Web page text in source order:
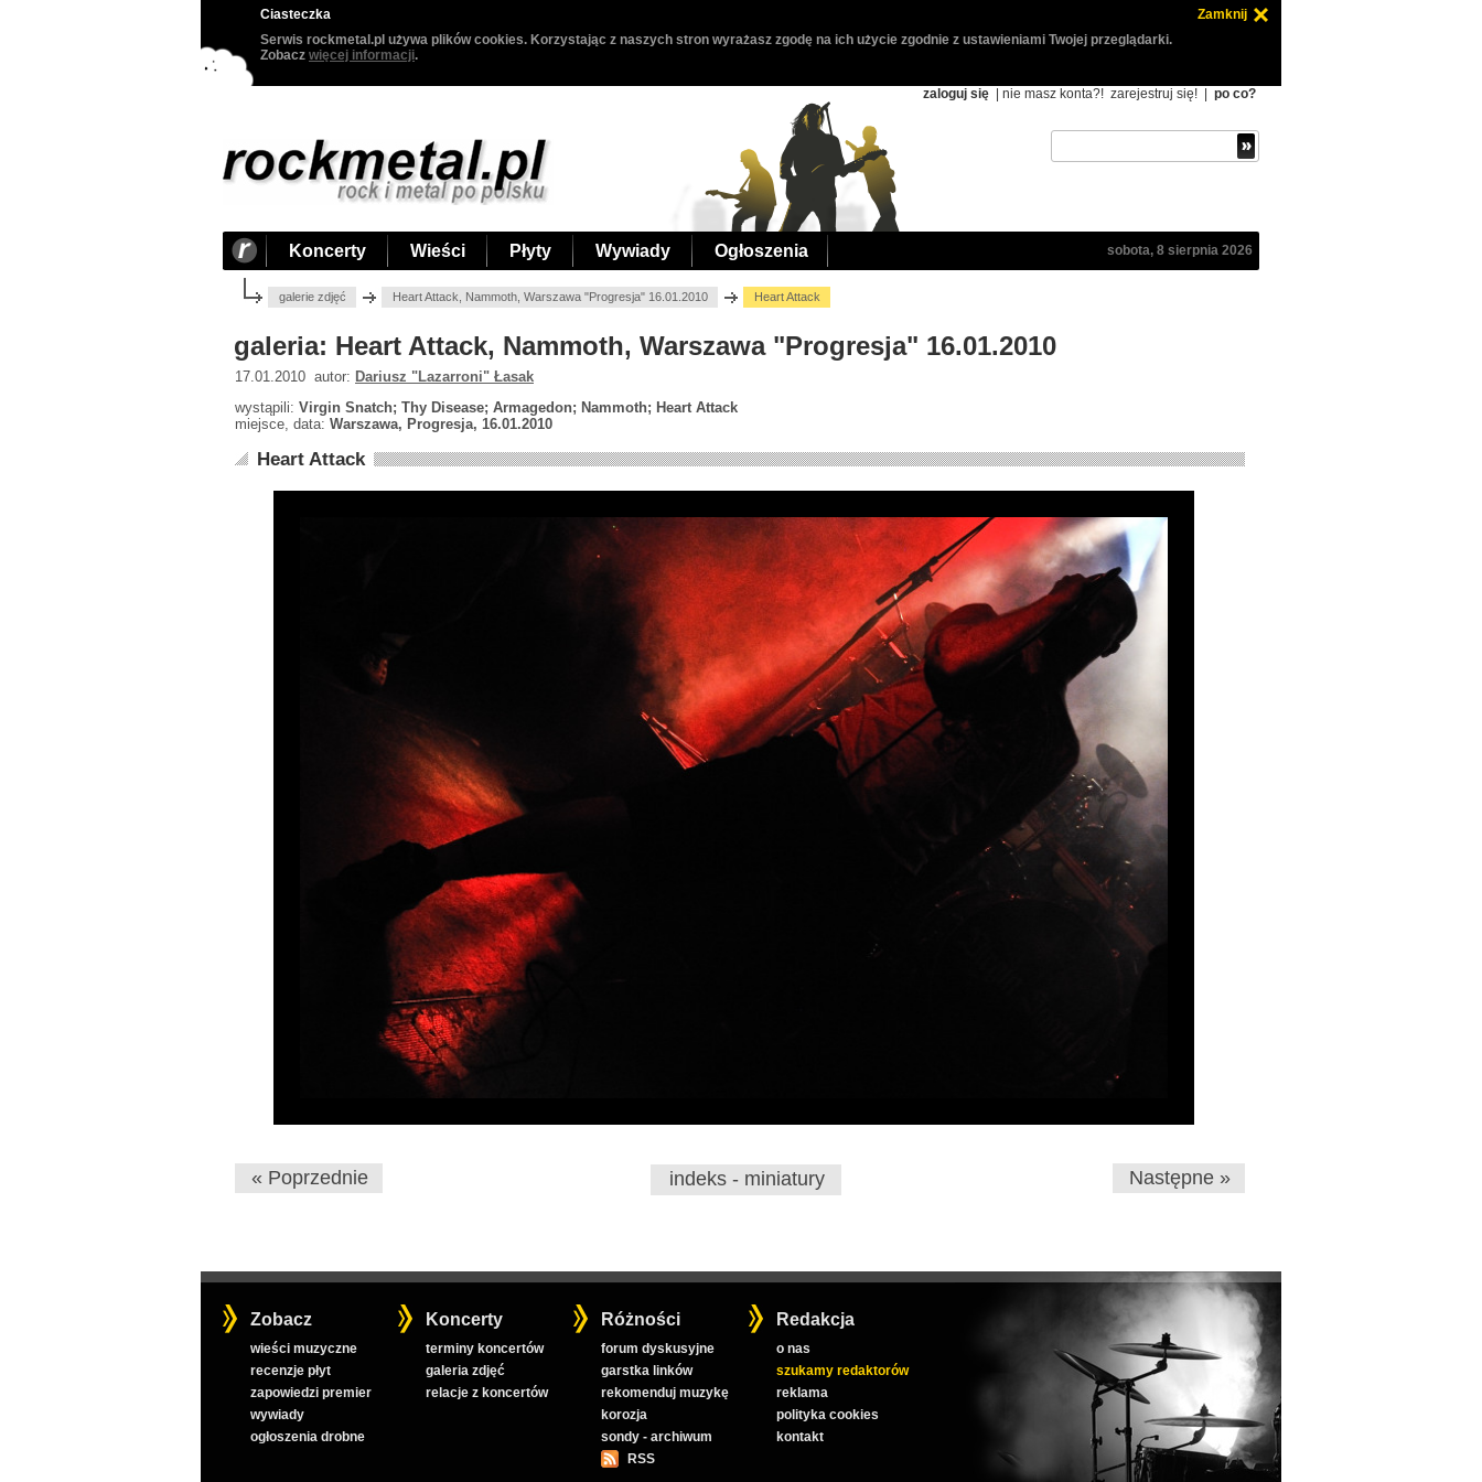
Ciasteczka
Zamknij
Serwis rockmetal.pl używa plików cookies. Korzystając z naszych stron wyrażasz zgodę na ich użycie zgodnie z ustawieniami Twojej przeglądarki.
Zobacz więcej informacji.
zaloguj się | nie masz konta?! zarejestruj się! po co?
Koncerty Wieści Płyty Wywiady Ogłoszenia sobota, 8 sierpnia 2026
galerie zdjęć Heart Attack, Nammoth, Warszawa "Progresja" 16.01.2010 Heart Attack
galeria: Heart Attack, Nammoth, Warszawa "Progresja" 16.01.2010
17.01.2010 autor: Dariusz "Lazarroni" Łasak
wystąpili: Virgin Snatch; Thy Disease; Armagedon; Nammoth; Heart Attack
miejsce, data: Warszawa, Progresja, 16.01.2010
Heart Attack
« Poprzednie indeks - miniatury Następne »
Zobacz
wieści muzyczne
recenzje płyt
zapowiedzi premier
wywiady
ogłoszenia drobne
Koncerty
terminy koncertów
galeria zdjęć
relacje z koncertów
Różności
forum dyskusyjne
garstka linków
rekomenduj muzykę
korozja
sondy - archiwum
RSS
Redakcja
o nas
szukamy redaktorów
reklama
polityka cookies
kontakt